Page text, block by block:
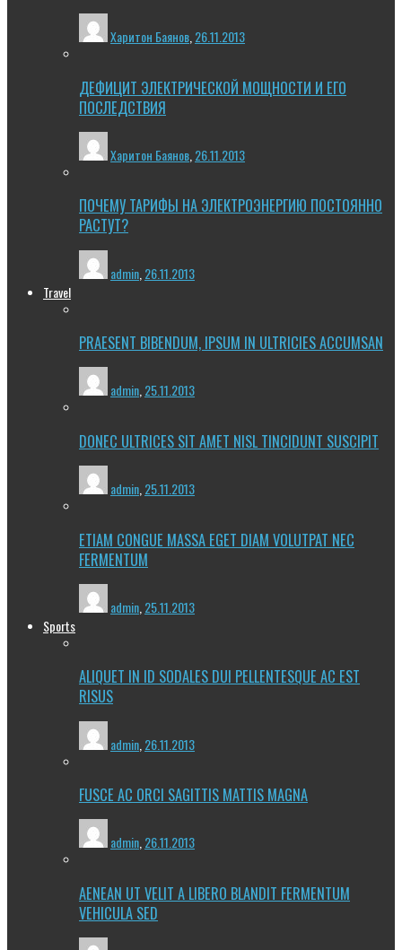
Харитон Баянов 26.11.2013
ДЕФИЦИТ ЭЛЕКТРИЧЕСКОЙ МОЩНОСТИ И ЕГО
ПОСЛЕДСТВИЯ
Харитон Баянов 26.11.2013
ПОЧЕМУ ТАРИФЫ НА ЭЛЕКТРОЭНЕРГИЮ ПОСТОЯННО
РАСТУТ?
admin 26.11.2013
Travel
PRAESENT BIBENDUM, IPSUM IN ULTRICIES ACCUMSAN
admin,25.11.2013
DONEC ULTRICES SIT AMET NISL TINCIDUNT SUSCIPIT
admin 25.11.2013
ETIAM CONGUE MASSA EGET DIAM VOLUTPAT NEC
FERMENTUM
admin 25.11.2013
Sports
ALIQUET IN ID SODALES DUI PELLENTESQUE AC EST
RISUS
admin 26.11.2013
FUSCE AC ORCI SAGITTIS MATTIS MAGNA
admin,26.11.2013
AENEAN UT VELIT A LIBERO BLANDIT FERMENTUM
VEHICULA SED